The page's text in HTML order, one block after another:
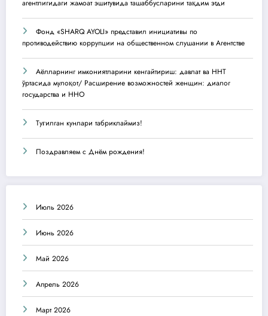
агентлигидаги жамоат эшитувида ташаббусларини тақдим этди
Фонд «SHARQ AYOLI» представил инициативы по
противодействию коррупции на общественном слушании в Агентстве
Аёлларнинг имкониятларини кенгайтириш: давлат ва ННТ
ўртасида мулоқот/ Расширение возможностей женщин: диалог
государства и ННО
Туғилган кунлари табриклаймиз!
Поздравляем с Днём рождения!
Июль 2026
Июнь 2026
Май 2026
Апрель 2026
Март 2026